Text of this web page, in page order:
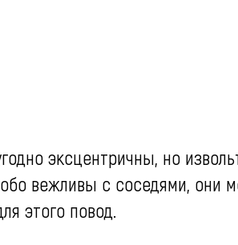
эксцентричны, но
вежливы с соседями, они
этого повод.